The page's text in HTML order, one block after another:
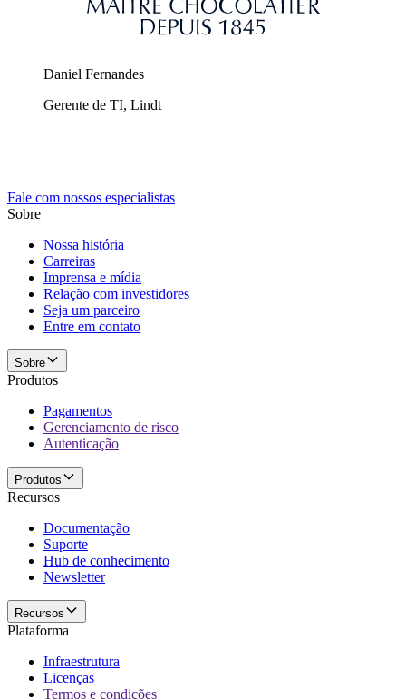
Daniel Fernandes
Gerente de TI, Lindt
Fale com nossos especialistas
Sobre
Nossa história
Carreiras
Imprensa e mídia
Relação com investidores
Seja um parceiro
Entre em contato
Sobre
Produtos
Pagamentos
Gerenciamento de risco
Autenticação
Produtos
Recursos
Documentação
Suporte
Hub de conhecimento
Newsletter
Recursos
Plataforma
Infraestrutura
Licenças
Termos e condições